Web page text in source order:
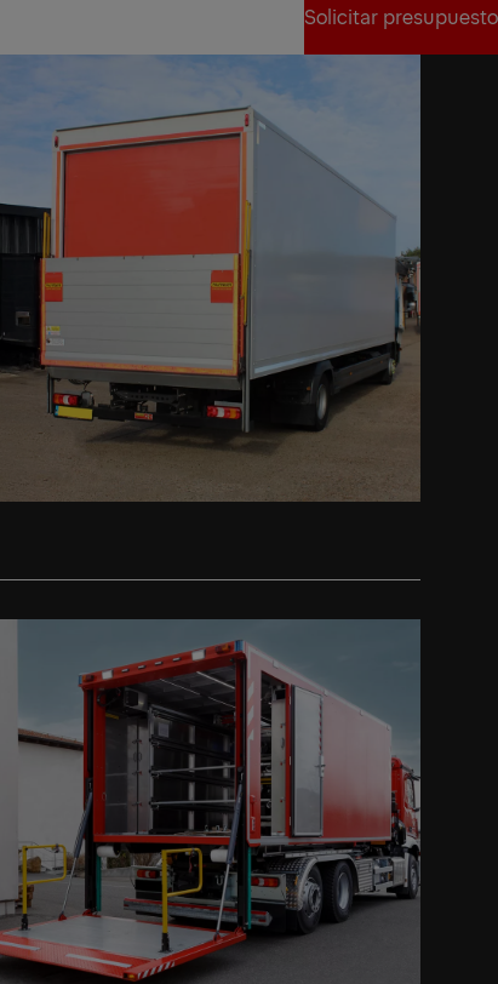
Solicitar presupuesto